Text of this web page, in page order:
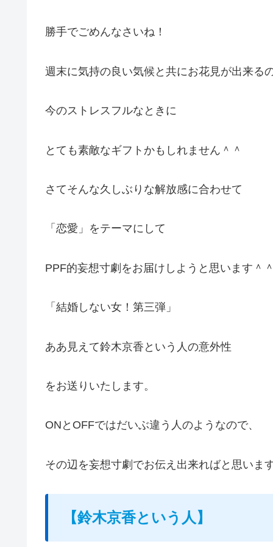
勝手でごめんなさいね！
週末に気持の良い気候と共にお花見が出来る
今のストレスフルなときに
とても素敵なギフトかもしれません＾＾
さてそんな久しぶりな解放感に合わせて
「恋愛」をテーマにして
PPF的妄想寸劇をお届けしようと思います＾
「結婚しない女！第三弾」
ああ見えて鈴木京香という人の意外性
をお送りいたします。
ONとOFFではだいぶ違う人のようなので、
その辺を妄想寸劇でお伝え出来ればと思いま
【鈴木京香という人】